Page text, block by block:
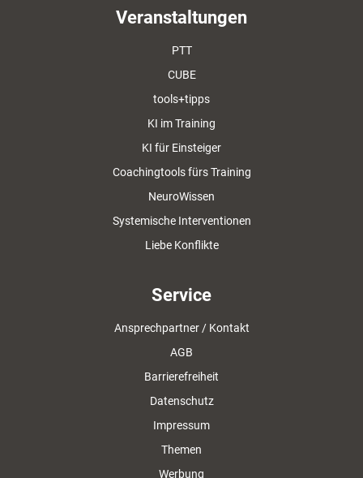
Veranstaltungen
PTT
CUBE
tools+tipps
KI im Training
KI für Einsteiger
Coachingtools fürs Training
NeuroWissen
Systemische Interventionen
Liebe Konflikte
Service
Ansprechpartner / Kontakt
AGB
Barrierefreiheit
Datenschutz
Impressum
Themen
Werbung